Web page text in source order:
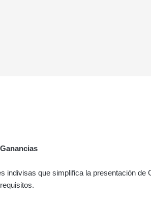
indivisas que simplifica la presentación de